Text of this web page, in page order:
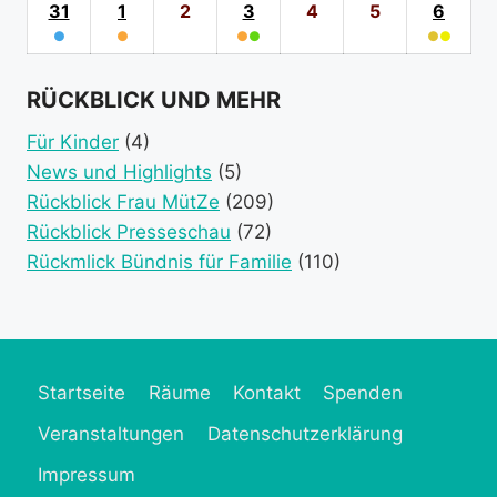
category)category)
categories)
(1
event
(1
event
(1
event
2026
31
August
●
event
1
September
●
event
2
September
3
September
●●
event
44.
5
September
6
●●
RÜCKBLICK UND MEHR
Für Kinder (4)
News und Highlights (5)
Rückblick Frau MütZe (209)
Rückblick Presseschau (72)
Rückmlick Bündnis für Familie (110)
Startseite Räume Kontakt
Spenden
Veranstaltungen
Datenschutzerklärung
Impressum